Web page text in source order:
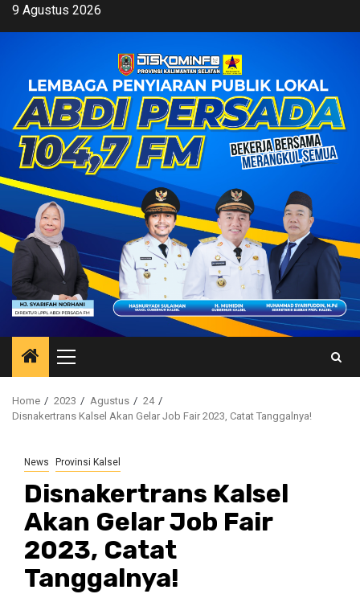
Skip9 Agustus 2026
Primary
Menu
Home 2023 Agustus
24
Disnakertrans Kalsel Akan Gelar Job Fair 2023, Catat Tanggalnya!
News Provinsi Kalsel
Disnakertrans Kalsel
Akan Gelar Job Fair
2023, Catat
Tanggalnya!